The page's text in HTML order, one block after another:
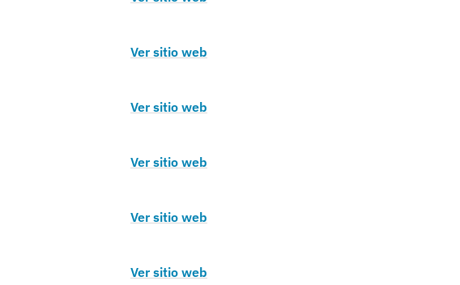
Ver sitio web
Ver sitio web
Ver sitio web
Ver sitio web
Ver sitio web